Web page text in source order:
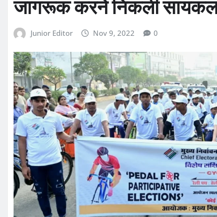
जागरूक करने निकली सायकल
Junior Editor Nov 9, 2022 0